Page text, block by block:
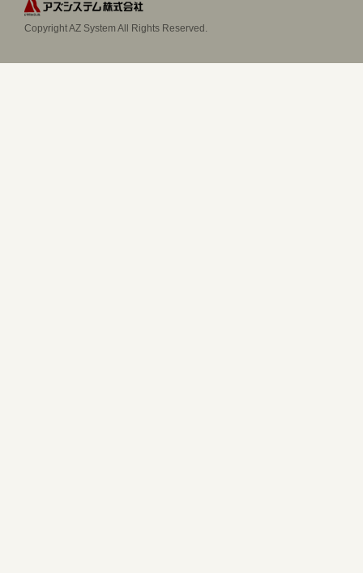
Copyright AZ System All Rights Reserved.